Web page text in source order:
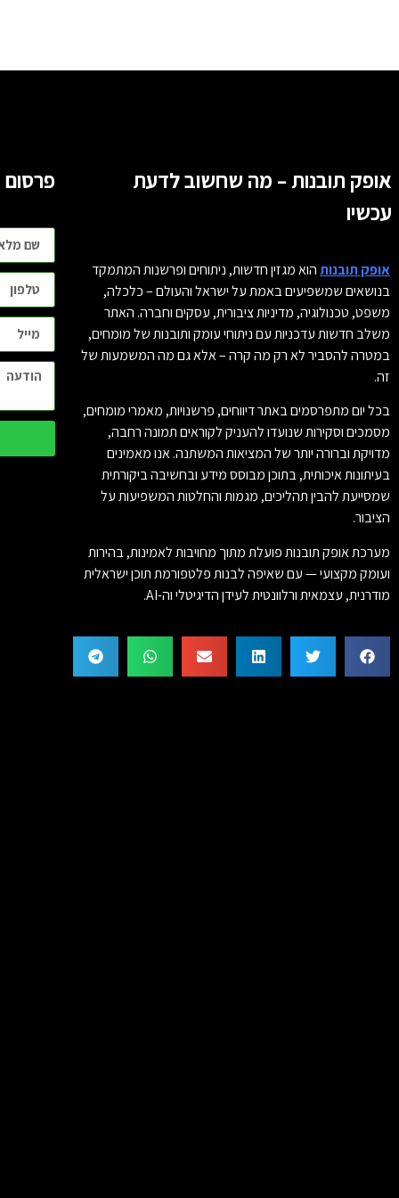
אופק תובנות – מה שחשוב לדעת
עכשיו
אופק תובנותהוא מגזין חדשות, ניתוחים ופרשנות המתמקד
בנושאים שמשפיעים באמת על ישראל והעולם – כלכלה,
משפט, טכנולוגיה, מדיניות ציבורית, עסקים וחברה. האתר
משלב חדשות עדכניות עם ניתוחי עומק ותובנות של מומחים,
במטרה להסביר לא רק מה קרה – אלא גם מה המשמעות של
זה.
בכל יום מתפרסמים באתר דיווחים, פרשנויות, מאמרי מומחים,
מסמכים וסקירות שנועדו להעניק לקוראים תמונה רחבה,
מדויקת וברורה יותר של המציאות המשתנה. אנו מאמינים
בעיתונות איכותית, בתוכן מבוסס מידע ובחשיבה ביקורתית
שמסייעת להבין תהליכים, מגמות והחלטות המשפיעות על
הציבור.
מערכת אופק תובנות פועלת מתוך מחויבות לאמינות, בהירות
ועומק מקצועי — עם שאיפה לבנות פלטפורמת תוכן ישראלית
מודרנית, עצמאית ורלוונטית לעידן הדיגיטלי וה-AI.
פרסום